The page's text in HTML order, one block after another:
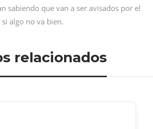
sabiendo que van a ser avisados por el
algo no va bien.
relacionados